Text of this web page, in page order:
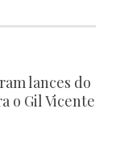
lances do
o Gil Vicente